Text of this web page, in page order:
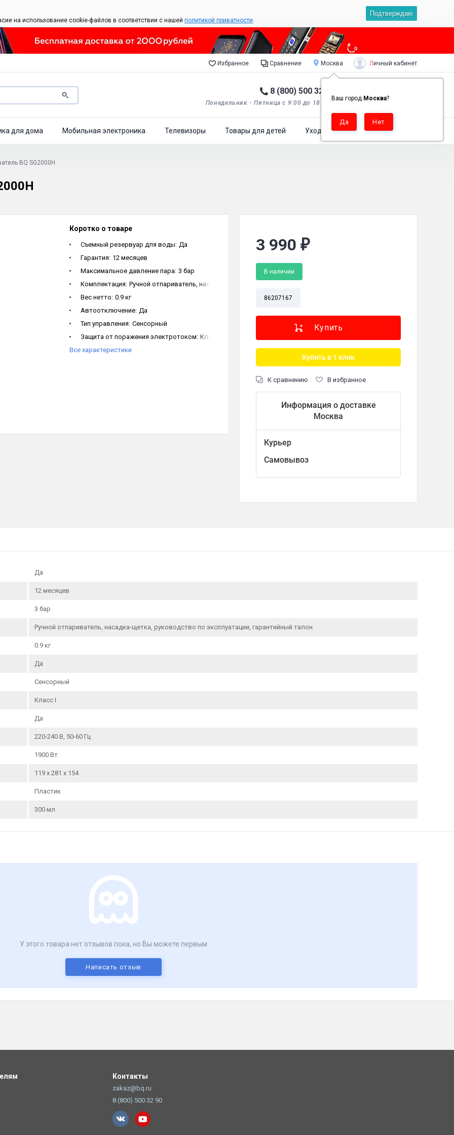
на использование cookie-файлов в соответствии с нашей политикой приватности.
Подтверждаю
Избранное Сравнение Москва
Ваш город Москва?
Личный кабинет
8 (800) 500 32 90
Понедельник - Пятница с 9:00 до 18:00*.
0 Корзина пуста
для дома Мобильная электроника Телевизоры Товары для детей Уход за одеждой
BQ SG2000H
3 990 ₽
В наличии
86207167
Купить в 1 клик
К сравнению В избранное
Информация о доставке
Москва
Курьер
Самовывоз
Коротко о товаре
Съемный резервуар для воды: Да
Гарантия: 12 месяцев
Максимальное давление пара: 3 бар
Комплектация: Ручной отпариватель, насадка-щетка, руководство по эксплуатации, гарантийный талон
Вес нетто: 0.9 кг
Автоотключение: Да
Тип управления: Сенсорный
Защита от поражения электротоком: Класс I
Функция самоочистки:
Все характеристики
Да
12 месяцев
3 бар
Ручной отпариватель, насадка-щетка, руководство по эксплуатации, гарантийный талон
0.9 кг
Да
Сенсорный
Класс I
Да
220-240 В, 50-60 Гц
1900 Вт
119 x 281 x 154
Пластик
300 мл
У этого товара нет отзывов пока, но Вы можете первым
Написать отзыв
Контакты
zakaz@bq.ru
8 (800) 500 32 90